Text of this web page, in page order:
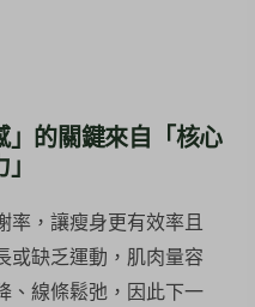
」的關鍵來自「核心
率，讓瘦身更有效率且
或缺乏運動，肌肉量容
、線條鬆弛，因此下一